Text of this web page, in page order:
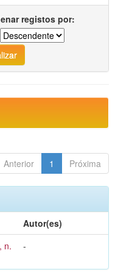
registos por:
Anterior 1 Próxima
Autor(es)
n.
-